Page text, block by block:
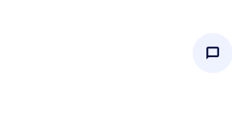
chat_bubble